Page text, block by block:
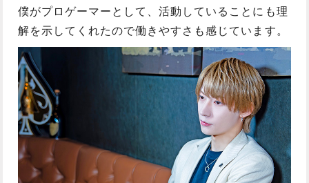
僕がプロゲーマーとして、活動していることにも理
解を示してくれたので働きやすさも感じています。